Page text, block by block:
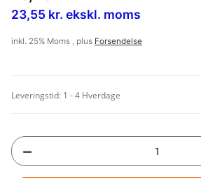
23,55 kr. ekskl. moms
inkl. 25% Moms , plus Forsendelse
Leveringstid: 1 - 4 Hverdage